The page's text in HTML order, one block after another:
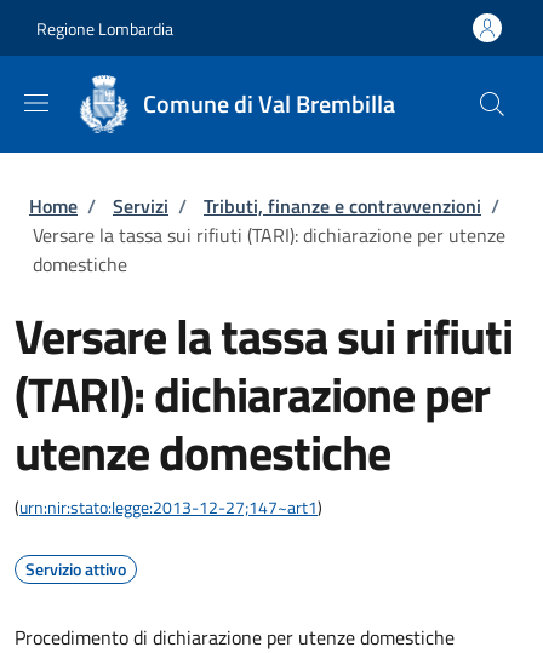
Regione Lombardia
Comune di Val Brembilla
Briciole di pane
Home / Servizi / Tributi, finanze e contravvenzioni /
Versare la tassa sui rifiuti (TARI): dichiarazione per utenze
domestiche
Versare la tassa sui rifiuti
(TARI): dichiarazione per
utenze domestiche
(urn:nir:stato:legge:2013-12-27;147~art1)
Servizio attivo
Procedimento di dichiarazione per utenze domestiche